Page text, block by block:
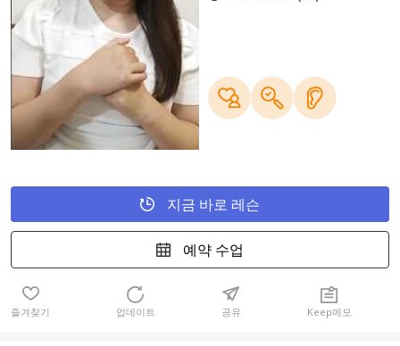
지금 바로 레슨
예약 수업
즐겨찾기 업데이트 공유 Keep메모